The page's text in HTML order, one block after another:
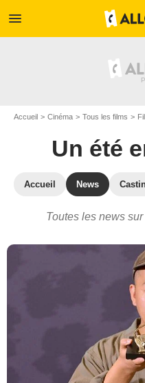
menu
Accueil Cinéma Tous les films
Un été
Accueil News
Toutes les news